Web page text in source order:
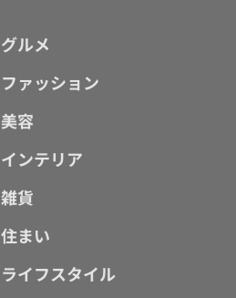
グルメ
ファッション
美容
インテリア
雑貨
住まい
ライフスタイル